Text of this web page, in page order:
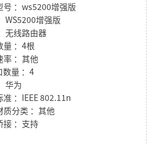
号 ：ws5200增强版
WS5200增强版
无线路由器
量 ：4根
率 ：其他
数量 ：4
华为
准 ：IEEE 802.11n
质分类 ：其他
接 ：支持